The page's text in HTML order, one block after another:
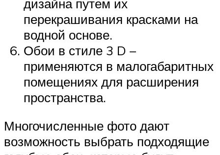
дизайна путем их
перекрашивания красками на
водной основе.
Обои в стиле 3 D –
применяются в малогабаритных
помещениях для расширения
пространства.
Многочисленные фото дают
возможность выбрать подходящие